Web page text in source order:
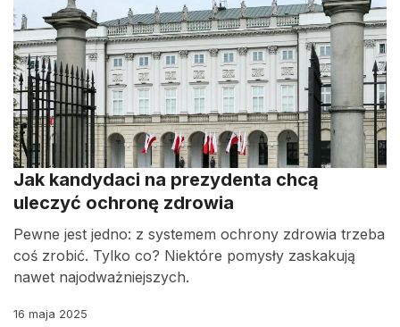
Jak kandydaci na prezydenta chcą
uleczyć ochronę zdrowia
Pewne jest jedno: z systemem ochrony zdrowia trzeba
coś zrobić. Tylko co? Niektóre pomysły zaskakują
nawet najodważniejszych.
16 maja 2025